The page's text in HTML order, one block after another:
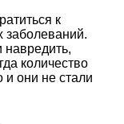
к
заболеваний.
навредить,
количество
они не стали